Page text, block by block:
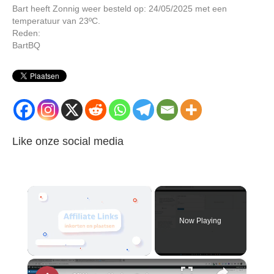
Bart heeft Zonnig weer besteld op: 24/05/2025 met een
temperatuur van 23ºC.
Reden:
BartBQ
Like onze social media
Unmute
Now Playing
×